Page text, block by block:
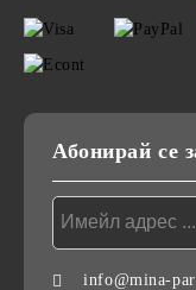
Абонирай се
info@mina-